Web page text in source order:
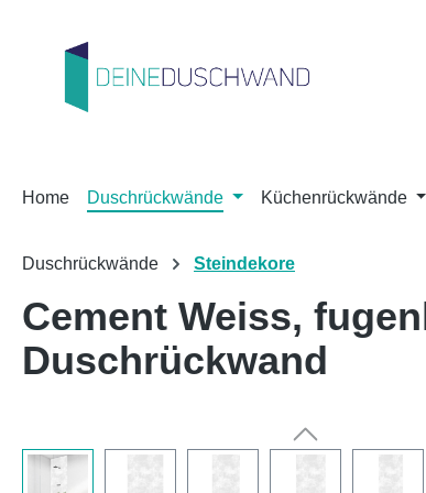
Home Duschrückwände Küchenrückwände
Duschrückwände Steindekore
Cement Weiss,
Duschrückwand